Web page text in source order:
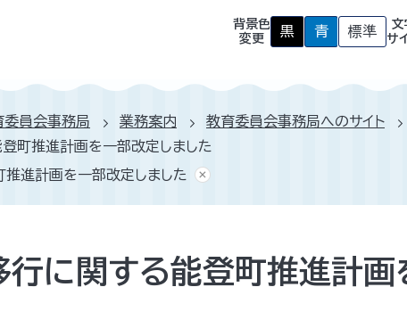
背景色
変更
黒
背
景
に
青
背
景
青
に
標準
背
景
戻
文
サ
委員会事務局 業務案内 教育委員会事務局へのサイト
町推進計画を一部改定しました
進計画を一部改定しました
に関する能登町推進計画